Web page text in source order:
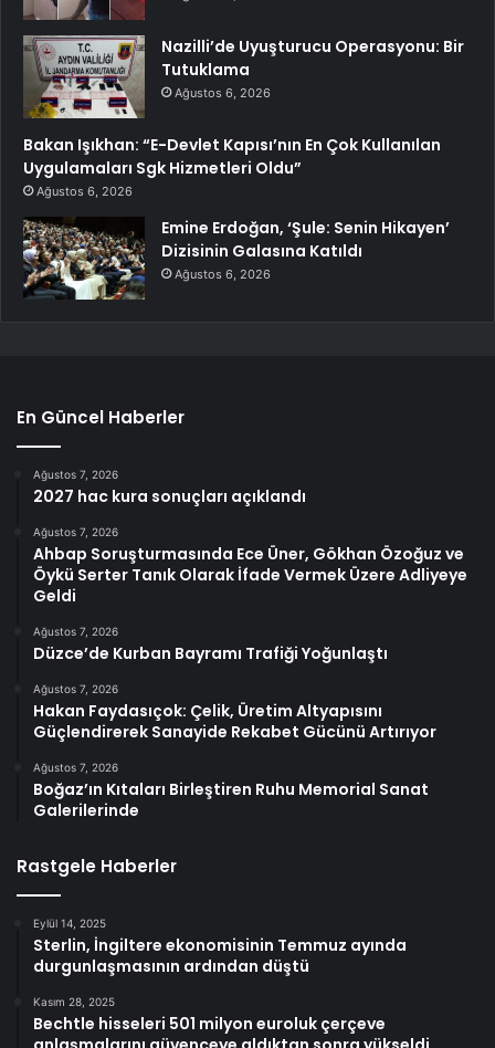
Nazilli’de Uyuşturucu Operasyonu: Bir
Tutuklama
Ağustos 6, 2026
Bakan Işıkhan: “E-Devlet Kapısı’nın En Çok Kullanılan
Uygulamaları Sgk Hizmetleri Oldu”
Ağustos 6, 2026
Emine Erdoğan, ‘Şule: Senin Hikayen’
Dizisinin Galasına Katıldı
Ağustos 6, 2026
En Güncel Haberler
Ağustos 7, 2026
2027 hac kura sonuçları açıklandı
Ağustos 7, 2026
Ahbap Soruşturmasında Ece Üner, Gökhan Özoğuz ve
Öykü Serter Tanık Olarak İfade Vermek Üzere Adliyeye
Geldi
Ağustos 7, 2026
Düzce’de Kurban Bayramı Trafiği Yoğunlaştı
Ağustos 7, 2026
Hakan Faydasıçok: Çelik, Üretim Altyapısını
Güçlendirerek Sanayide Rekabet Gücünü Artırıyor
Ağustos 7, 2026
Boğaz’ın Kıtaları Birleştiren Ruhu Memorial Sanat
Galerilerinde
Rastgele Haberler
Eylül 14, 2025
Sterlin, İngiltere ekonomisinin Temmuz ayında
durgunlaşmasının ardından düştü
Kasım 28, 2025
Bechtle hisseleri 501 milyon euroluk çerçeve